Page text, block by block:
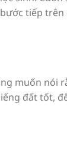
tiếp
muốn nói
đất tốt,